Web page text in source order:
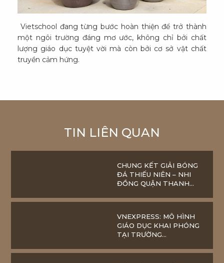
Vietschool đang từng bước hoàn thiện để trở thành
một ngôi trường đáng mơ ước, không chỉ bởi chất
lượng giáo dục tuyệt vời mà còn bởi cơ sở vật chất
truyền cảm hứng.
TIN LIÊN QUAN
CHUNG KẾT GIẢI BÓNG
ĐÁ THIẾU NIÊN – NHI
ĐỒNG QUẬN THANH
VIETSCHOOL PANDORA
VNEXPRESS: MÔ HÌNH
GIÁO DỤC KHAI PHÓNG
TẠI TRƯỜNG